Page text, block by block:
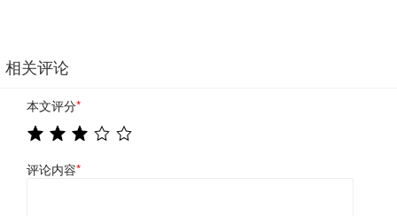
相关评论
本文评分*
评论内容*